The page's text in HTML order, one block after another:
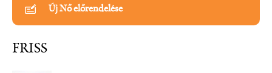
Új Nő előrendelése
FRISS